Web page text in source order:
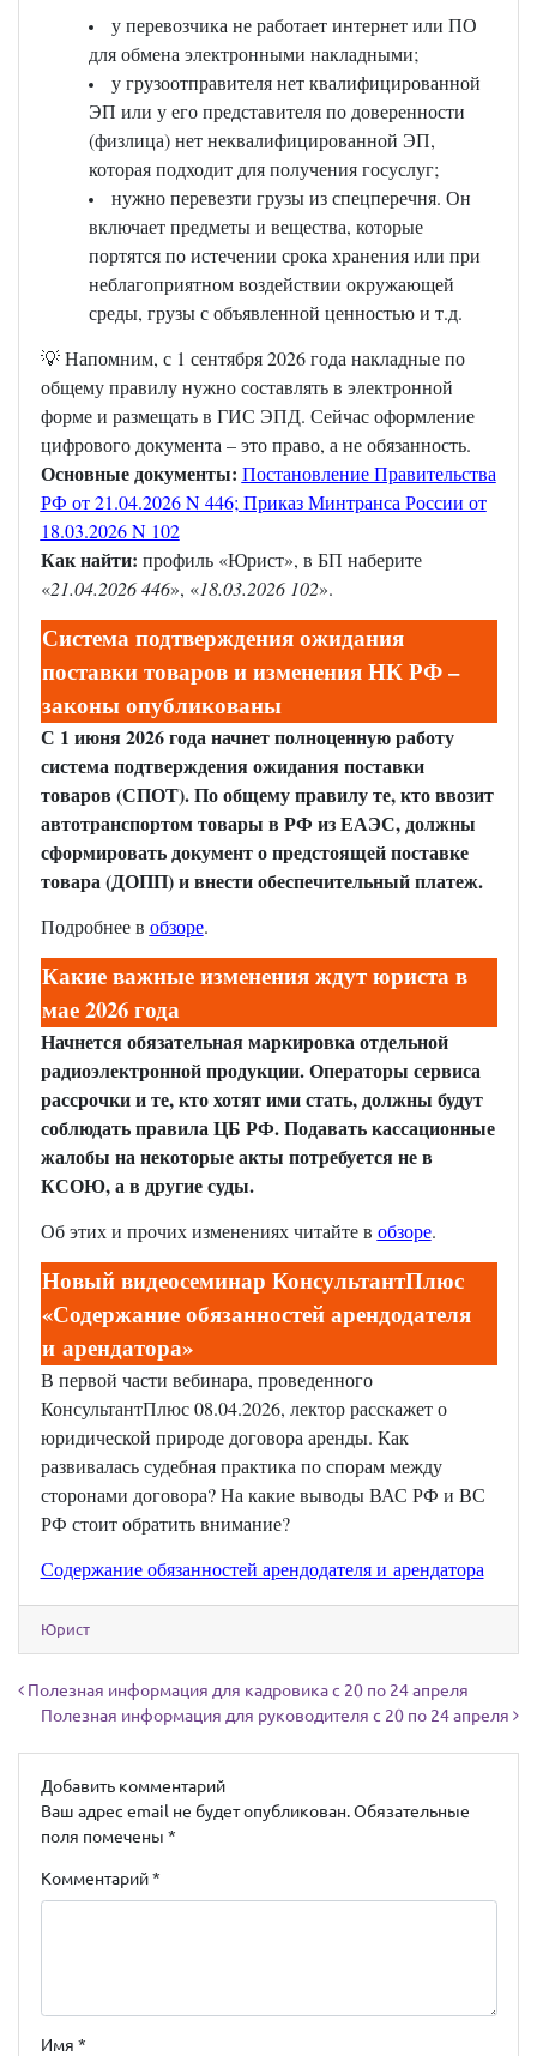
у перевозчика не работает интернет или ПО
для обмена электронными накладными;
у грузоотправителя нет квалифицированной
ЭП или у его представителя по доверенности
(физлица) нет неквалифицированной ЭП,
которая подходит для получения госуслуг;
нужно перевезти грузы из спецперечня. Он
включает предметы и вещества, которые
портятся по истечении срока хранения или при
неблагоприятном воздействии окружающей
среды, грузы с объявленной ценностью и т.д.
💡 Напомним, с 1 сентября 2026 года накладные по
общему правилу нужно составлять в электронной
форме и размещать в ГИС ЭПД. Сейчас оформление
цифрового документа – это право, а не обязанность.
Основные документы: Постановление Правительства
РФ от 21.04.2026 N 446;Приказ Минтранса России от
18.03.2026 N 102
Как найти: профиль «Юрист», в БП наберите
«21.04.2026 446», «18.03.2026 102».
Система подтверждения ожидания
поставки товаров и изменения НК РФ –
законы опубликованы
С 1 июня 2026 года начнет полноценную работу
система подтверждения ожидания поставки
товаров (СПОТ). По общему правилу те, кто ввозит
автотранспортом товары в РФ из ЕАЭС, должны
сформировать документ о предстоящей поставке
товара (ДОПП) и внести обеспечительный платеж.
Подробнее в обзоре.
Какие важные изменения ждут юриста в
мае 2026 года
Начнется обязательная маркировка отдельной
радиоэлектронной продукции. Операторы сервиса
рассрочки и те, кто хотят ими стать, должны будут
соблюдать правила ЦБ РФ. Подавать кассационные
жалобы на некоторые акты потребуется не в
КСОЮ, а в другие суды.
Об этих и прочих изменениях читайте в обзоре.
Новый видеосеминар КонсультантПлюс
«Содержание обязанностей арендодателя
и арендатора»
В первой части вебинара, проведенного
КонсультантПлюс 08.04.2026, лектор расскажет о
юридической природе договора аренды. Как
развивалась судебная практика по спорам между
сторонами договора? На какие выводы ВАС РФ и ВС
РФ стоит обратить внимание?
Содержание обязанностей арендодателя и арендатора
Юрист
Навигация по записям
Полезная информация для кадровика с 20 по 24 апреля
Полезная информация для руководителя с 20 по 24 апреля
Добавить комментарий
Ваш адрес email не будет опубликован. Обязательные
поля помечены *
Комментарий*
Имя *